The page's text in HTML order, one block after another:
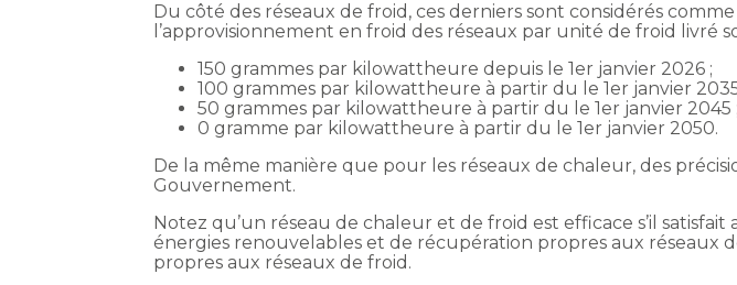
Du côté des réseaux de froid, ces derniers sont considérés
l’approvisionnement en froid des réseaux par unité de froid livré
150 grammes par kilowattheure depuis le 1er janvier 2026 ;
100 grammes par kilowattheure à partir du le 1er janvier
50 grammes par kilowattheure à partir du le 1er janvier 2045 ;
0 gramme par kilowattheure à partir du le 1er janvier 2050.
De la même manière que pour les réseaux de chaleur, des
Gouvernement.
Notez qu’un réseau de chaleur et de froid est efficace s’il
énergies renouvelables et de récupération propres aux réseaux
propres aux réseaux de froid.